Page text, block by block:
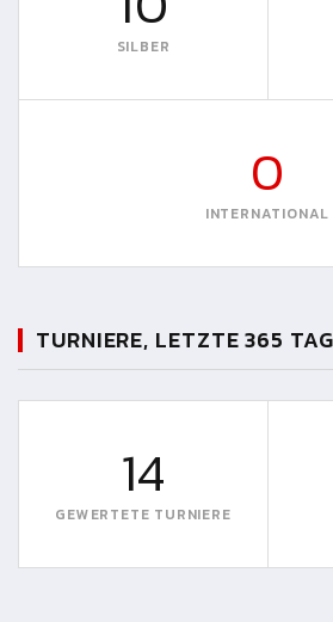
SILBER
0
INTERNATIONAL
TURNIERE, LETZTE 365
14
GEWERTETE TURNIERE